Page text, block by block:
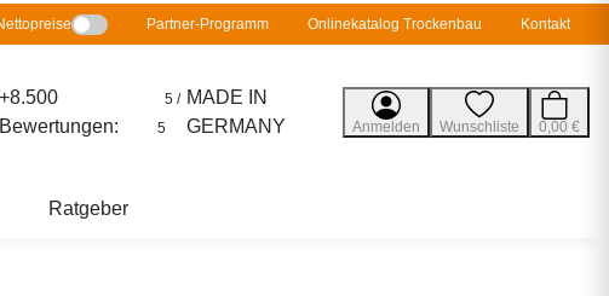
Partner-Programm Onlinekatalog Trockenbau Kontakt
+8.500
Bewertungen:
5 /
5
MADE IN
GERMANY
Anmelden Wunschliste 0,00 €
Ratgeber